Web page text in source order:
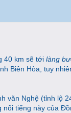
40 km sẽ tới làng
Biên Hòa, tuy
văn Nghệ (tỉnh lộ
tiếng này của